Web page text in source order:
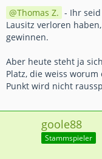
Thomas Z. - Ihr
Lausitz verloren
gewinnen.
Aber heute steht ja
Platz, die weiss
Punkt wird nicht
goole88
Stammspieler